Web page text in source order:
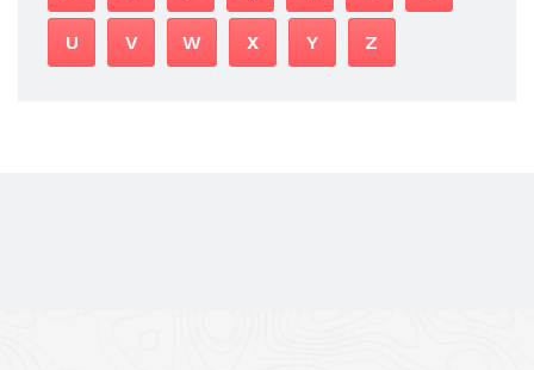
U V W X Y Z